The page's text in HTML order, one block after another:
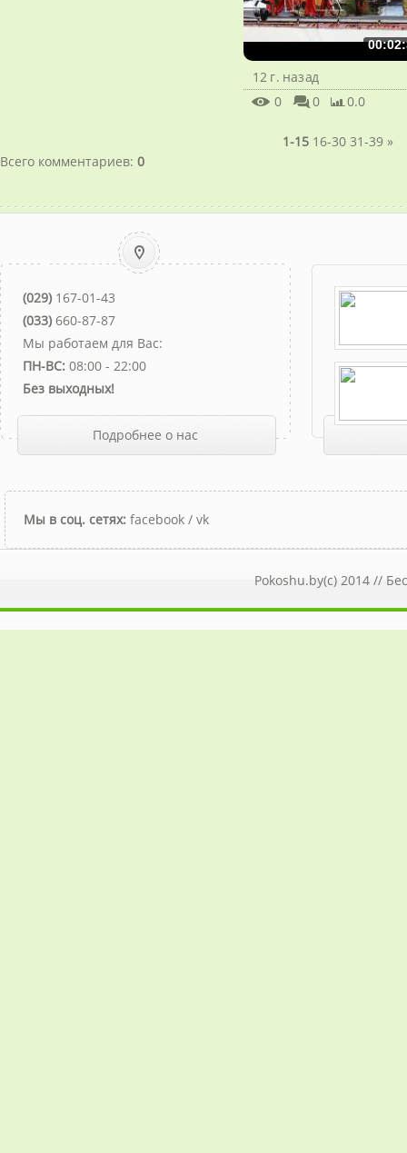
12 г. назад
0
0 0.0
1-15 16-30 31-39 »
Всего комментариев: 0
(029) 167-01-43
(033) 660-87-87
Мы работаем для Вас:
ПН-ВС: 08:00 - 22:00
Без выходных!
Подробнее о нас
Мы в соц. сетях: facebook / vk
Pokoshu.by(c) 2014 //